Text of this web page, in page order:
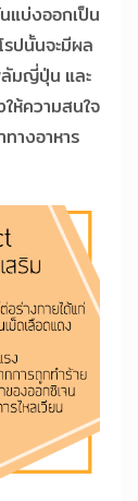
แบ่งออกเป็น
ปนั้นจะมีผล
ลัมญี่ปุ่น และ
ห้ความสนใจ
างอาหาร